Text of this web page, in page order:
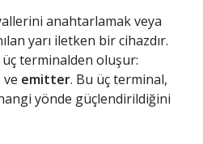
anahtarlamak veya
yarı iletken bir cihazdır.
terminalden oluşur:
ve emitter. Bu üç terminal,
hangi yönde güçlendirildiğini